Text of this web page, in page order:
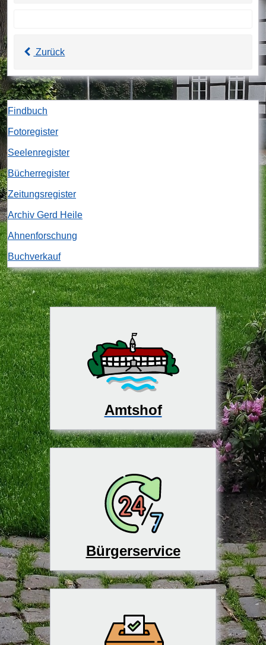
Zurück
Findbuch
Fotoregister
Seelenregister
Bücherregister
Zeitungsregister
Archiv Gerd Heile
Ahnenforschung
Buchverkauf
Amtshof
Bürgerservice